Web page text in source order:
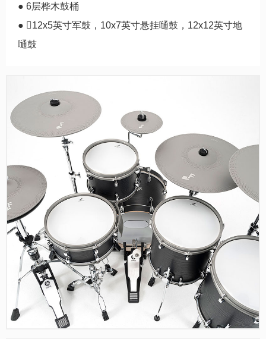
● 6层桦木鼓桶
● 12x5英寸军鼓，10x7英寸悬挂嗵鼓，12x12英寸地
嗵鼓